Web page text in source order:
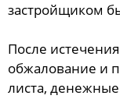
застройщиком
После
обжалование и
листа, денежные